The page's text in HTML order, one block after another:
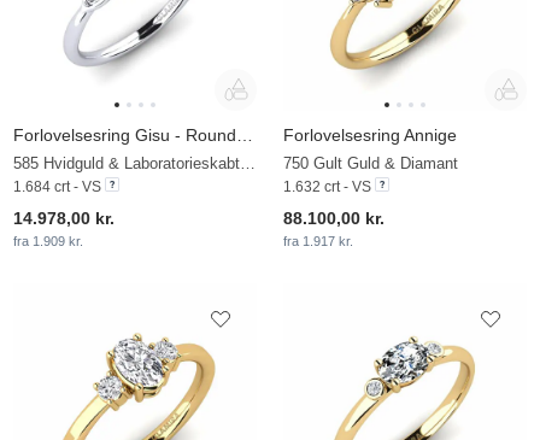
1.684 crt - VS
14.978,00 kr.
fra 1.909 kr.
Forlovelsesring Annige
750 Gult Guld & Diamant
1.632 crt - VS
88.100,00 kr.
fra 1.917 kr.